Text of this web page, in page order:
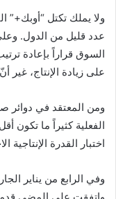
ولا يملك تكتل “أوبك+”
عدد قليل من الدول.
السوق قراراً بإعادة
على زيادة الإنتاج،
ومن المعتقد في دوائر
الفعلية كثيراً ما تكون
اختبار القدرة
وفي الرابع من يناير